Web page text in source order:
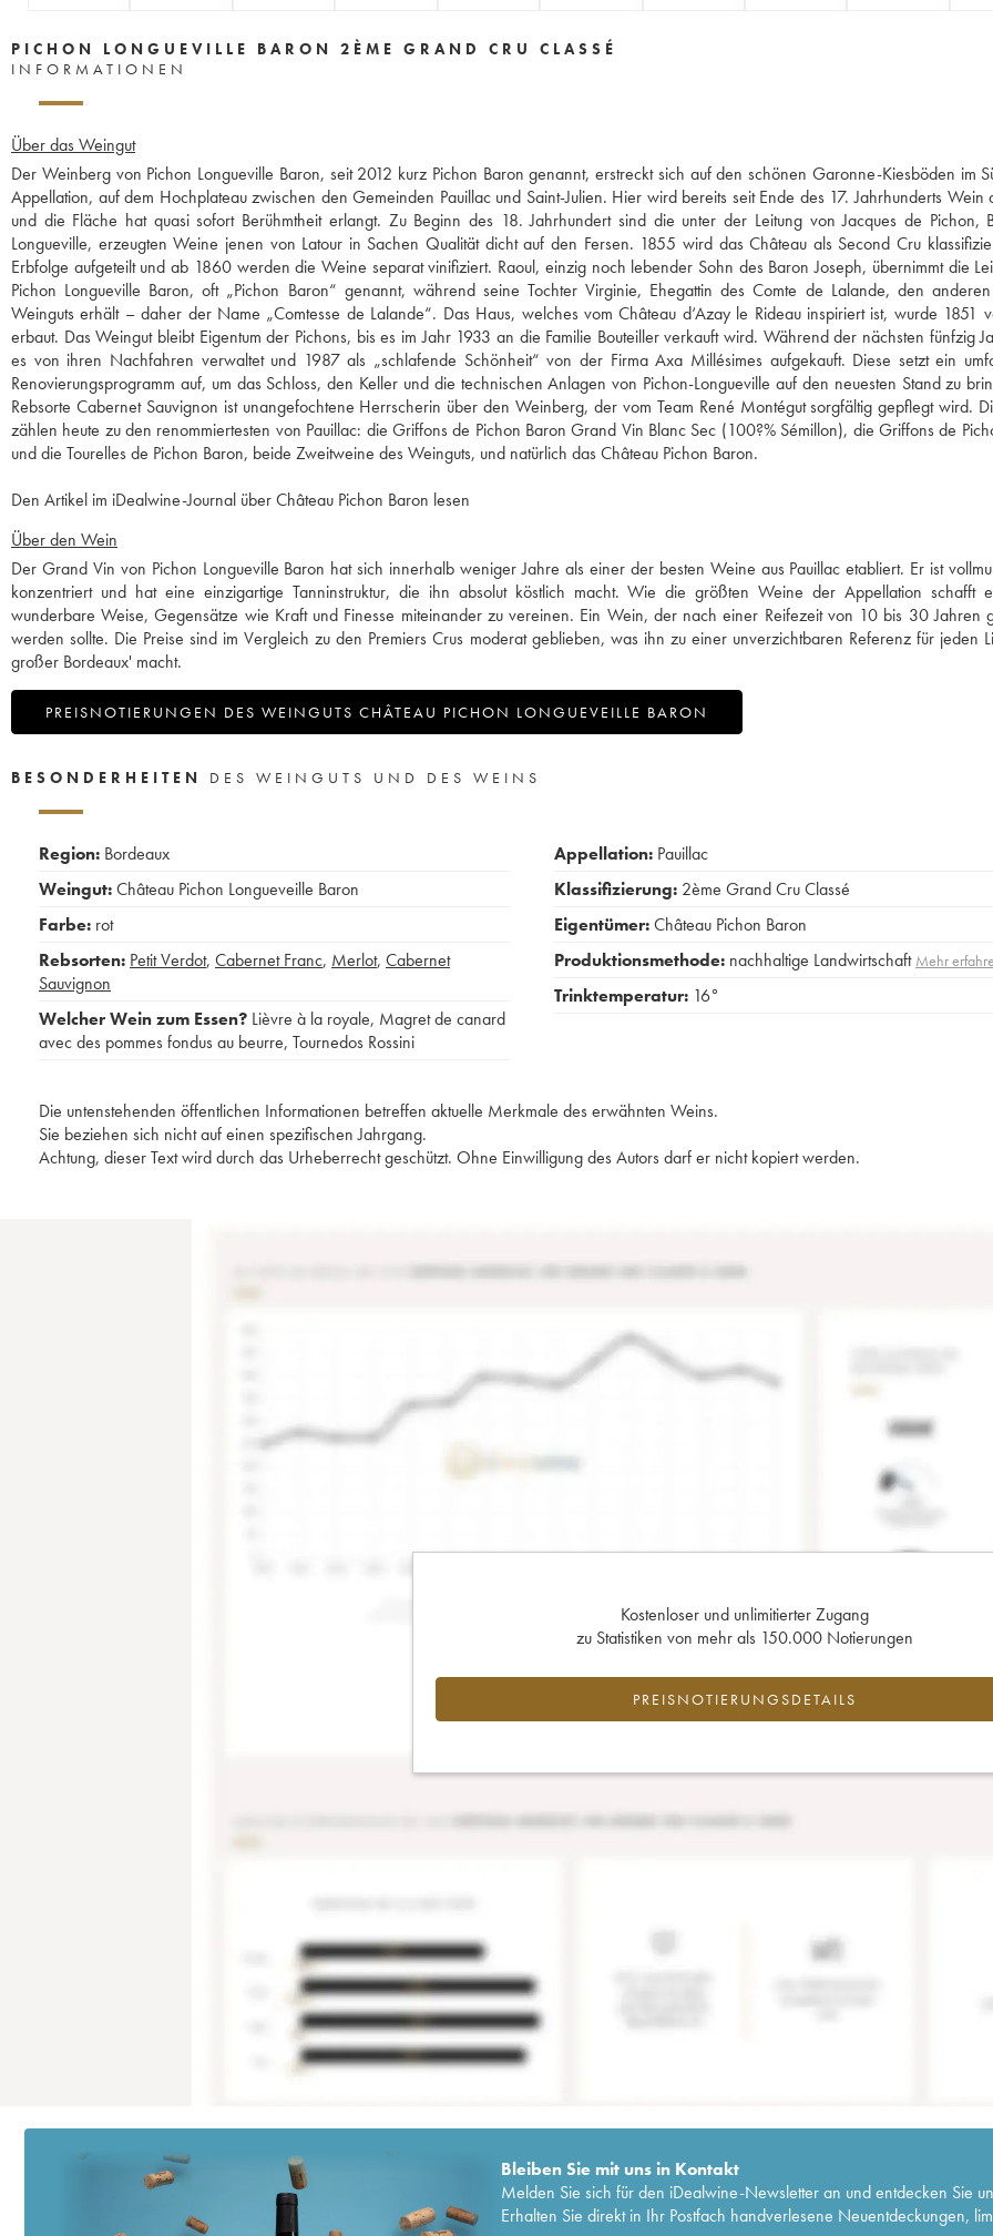
PICHON LONGUEVILLE BARON 2ÈME GRAND CRU CLASSÉ
INFORMATIONEN
Über das Weingut
Der Weinberg von Pichon Longueville Baron, seit 2012 kurz Pichon Baron genannt, erstreckt sich auf den schönen Garonne-Kiesböden im
Appellation, auf dem Hochplateau zwischen den Gemeinden Pauillac und Saint-Julien. Hier wird bereits seit Ende des 17. Jahrhunderts Wein
und die Fläche hat quasi sofort Berühmtheit erlangt. Zu Beginn des 18. Jahrhundert sind die unter der Leitung von Jacques de Pichon,
Longueville, erzeugten Weine jenen von Latour in Sachen Qualität dicht auf den Fersen. 1855 wird das Château als Second Cru
Erbfolge aufgeteilt und ab 1860 werden die Weine separat vinifiziert. Raoul, einzig noch lebender Sohn des Baron Joseph, übernimmt die
Pichon Longueville Baron, oft „Pichon Baron“ genannt, während seine Tochter Virginie, Ehegattin des Comte de Lalande, den
Weinguts erhält – daher der Name „Comtesse de Lalande“. Das Haus, welches vom Château d‘Azay le Rideau inspiriert ist, wurde 1851
erbaut. Das Weingut bleibt Eigentum der Pichons, bis es im Jahr 1933 an die Familie Bouteiller verkauft wird. Während der nächsten fünfzig
es von ihren Nachfahren verwaltet und 1987 als „schlafende Schönheit“ von der Firma Axa Millésimes aufgekauft. Diese setzt ein
Renovierungsprogramm auf, um das Schloss, den Keller und die technischen Anlagen von Pichon-Longueville auf den neuesten Stand zu
Rebsorte Cabernet Sauvignon ist unangefochtene Herrscherin über den Weinberg, der vom Team René Montégut sorgfältig gepflegt wird.
zählen heute zu den renommiertesten von Pauillac: die Griffons de Pichon Baron Grand Vin Blanc Sec (100?% Sémillon), die Griffons de
und die Tourelles de Pichon Baron, beide Zweitweine des Weinguts, und natürlich das Château Pichon Baron.
Den Artikel im iDealwine-Journal über Château Pichon Baron lesen
Über den Wein
Der Grand Vin von Pichon Longueville Baron hat sich innerhalb weniger Jahre als einer der besten Weine aus Pauillac etabliert. Er ist
konzentriert und hat eine einzigartige Tanninstruktur, die ihn absolut köstlich macht. Wie die größten Weine der Appellation schafft
wunderbare Weise, Gegensätze wie Kraft und Finesse miteinander zu vereinen. Ein Wein, der nach einer Reifezeit von 10 bis 30 Jahren
werden sollte. Die Preise sind im Vergleich zu den Premiers Crus moderat geblieben, was ihn zu einer unverzichtbaren Referenz für jeden
großer Bordeaux' macht.
PREISNOTIERUNGEN DES WEINGUTS CHÂTEAU PICHON LONGUEVEILLE BARON
BESONDERHEITEN DES WEINGUTS UND DES WEINS
Region: Bordeaux
Weingut:Château Pichon Longueveille Baron
Farbe: rot
Rebsorten: Petit Verdot, Cabernet Franc, Merlot, Cabernet
Sauvignon
Welcher Wein zum Essen? Lièvre à la royale, Magret de canard
avec des pommes fondus au beurre, Tournedos Rossini
Appellation: Pauillac
Klassifizierung: 2ème Grand Cru Classé
Eigentümer:Château Pichon Baron
Produktionsmethode: nachhaltige Landwirtschaft Mehr
Trinktemperatur: 16°
Die untenstehenden öffentlichen Informationen betreffen aktuelle Merkmale des erwähnten Weins.
Sie beziehen sich nicht auf einen spezifischen Jahrgang.
Achtung, dieser Text wird durch das Urheberrecht geschützt. Ohne Einwilligung des Autors darf er nicht kopiert werden.
Kostenloser und unlimitierter Zugang
zu Statistiken von mehr als 150.000 Notierungen
PREISNOTIERUNGSDETAILS
Bleiben Sie mit uns in Kontakt
Melden Sie sich für den iDealwine-Newsletter an und entdecken Sie
Erhalten Sie direkt in Ihr Postfach handverlesene Neuentdeckungen,